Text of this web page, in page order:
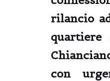
rilancio
con